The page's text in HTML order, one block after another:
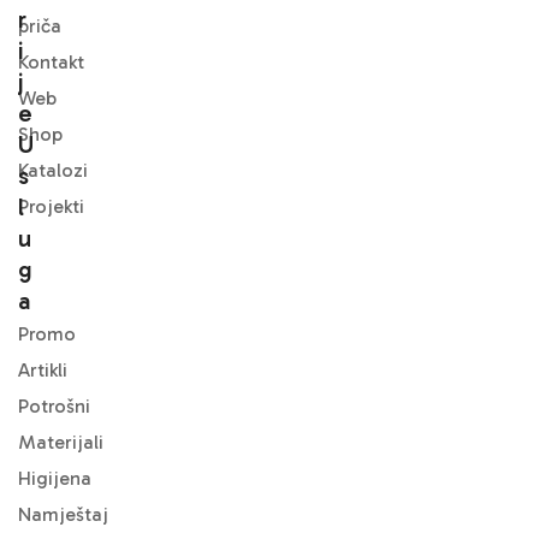
priča
Kontakt
Web
Shop
Katalozi
Projekti
R
I
J
E
U
S
L
U
G
A
Promo
Artikli
Potrošni
Materijali
Higijena
Namještaj